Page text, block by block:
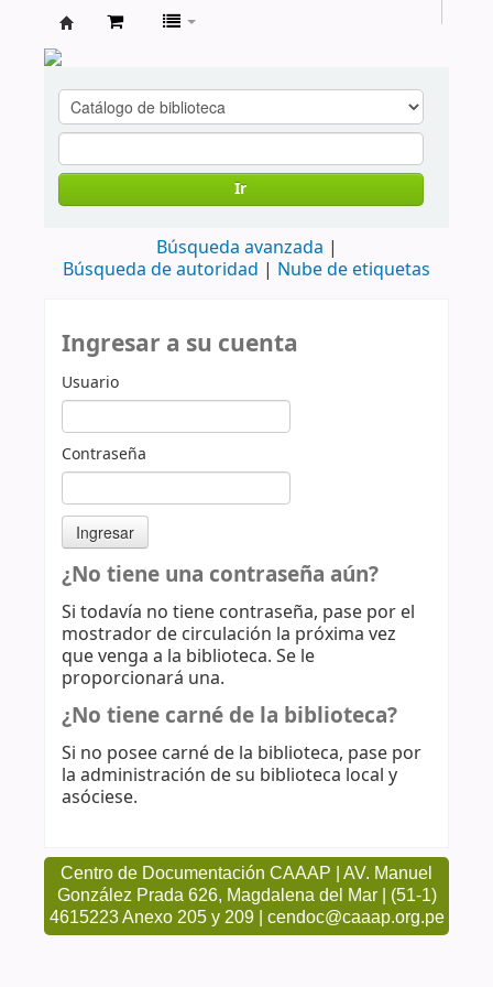
cendoc
Ir
Búsqueda avanzada
Búsqueda de autoridad
Nube de etiquetas
Ingresar a su cuenta
Usuario
Contraseña
¿No tiene una contraseña aún?
Si todavía no tiene contraseña, pase por el
mostrador de circulación la próxima vez
que venga a la biblioteca. Se le
proporcionará una.
¿No tiene carné de la biblioteca?
Si no posee carné de la biblioteca, pase por
la administración de su biblioteca local y
asóciese.
Centro de Documentación CAAAP | AV. Manuel
González Prada 626, Magdalena del Mar | (51-1)
4615223 Anexo 205 y 209 | cendoc@caaap.org.pe